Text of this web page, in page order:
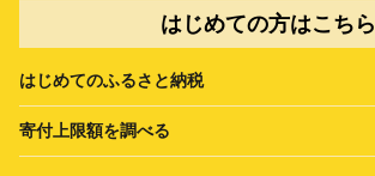
はじめての方はこちら
はじめてのふるさと納税
寄付上限額を調べる